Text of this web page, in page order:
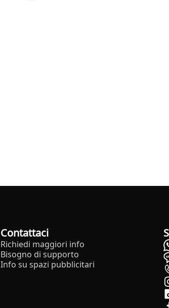
Contattaci
Richiedi maggiori info
Bisogno di supporto
Info su spazi pubblicitari